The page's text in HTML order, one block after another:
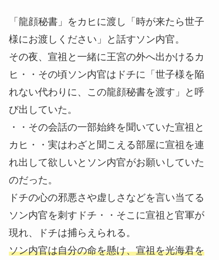
「龍顔秘書」をカヒに渡し「時が来たら世子
様にお渡しください」と話すソン内官。
その夜、宣祖と一緒に王宮の外へ出かけるカ
ヒ・・その頃ソン内官はドチに「世子様を陥
れない代わりに、この龍顔秘書を渡す」と呼
び出していた。
・・その会話の一部始終を聞いていた宣祖と
カヒ・・実はわざと聞こえる部屋に宣祖を連
れ出して欲しいとソン内官がお願いしていた
のだった。
ドチの心の邪悪さや虚しさなどを言い当てる
ソン内官を刺すドチ・・そこに宣祖と官軍が
現れ、ドチは捕らえられる。
ソン内官は自分の命を懸け、宣祖を光海君を